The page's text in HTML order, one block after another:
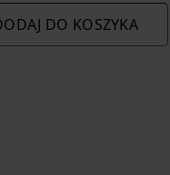
DO KOSZYKA